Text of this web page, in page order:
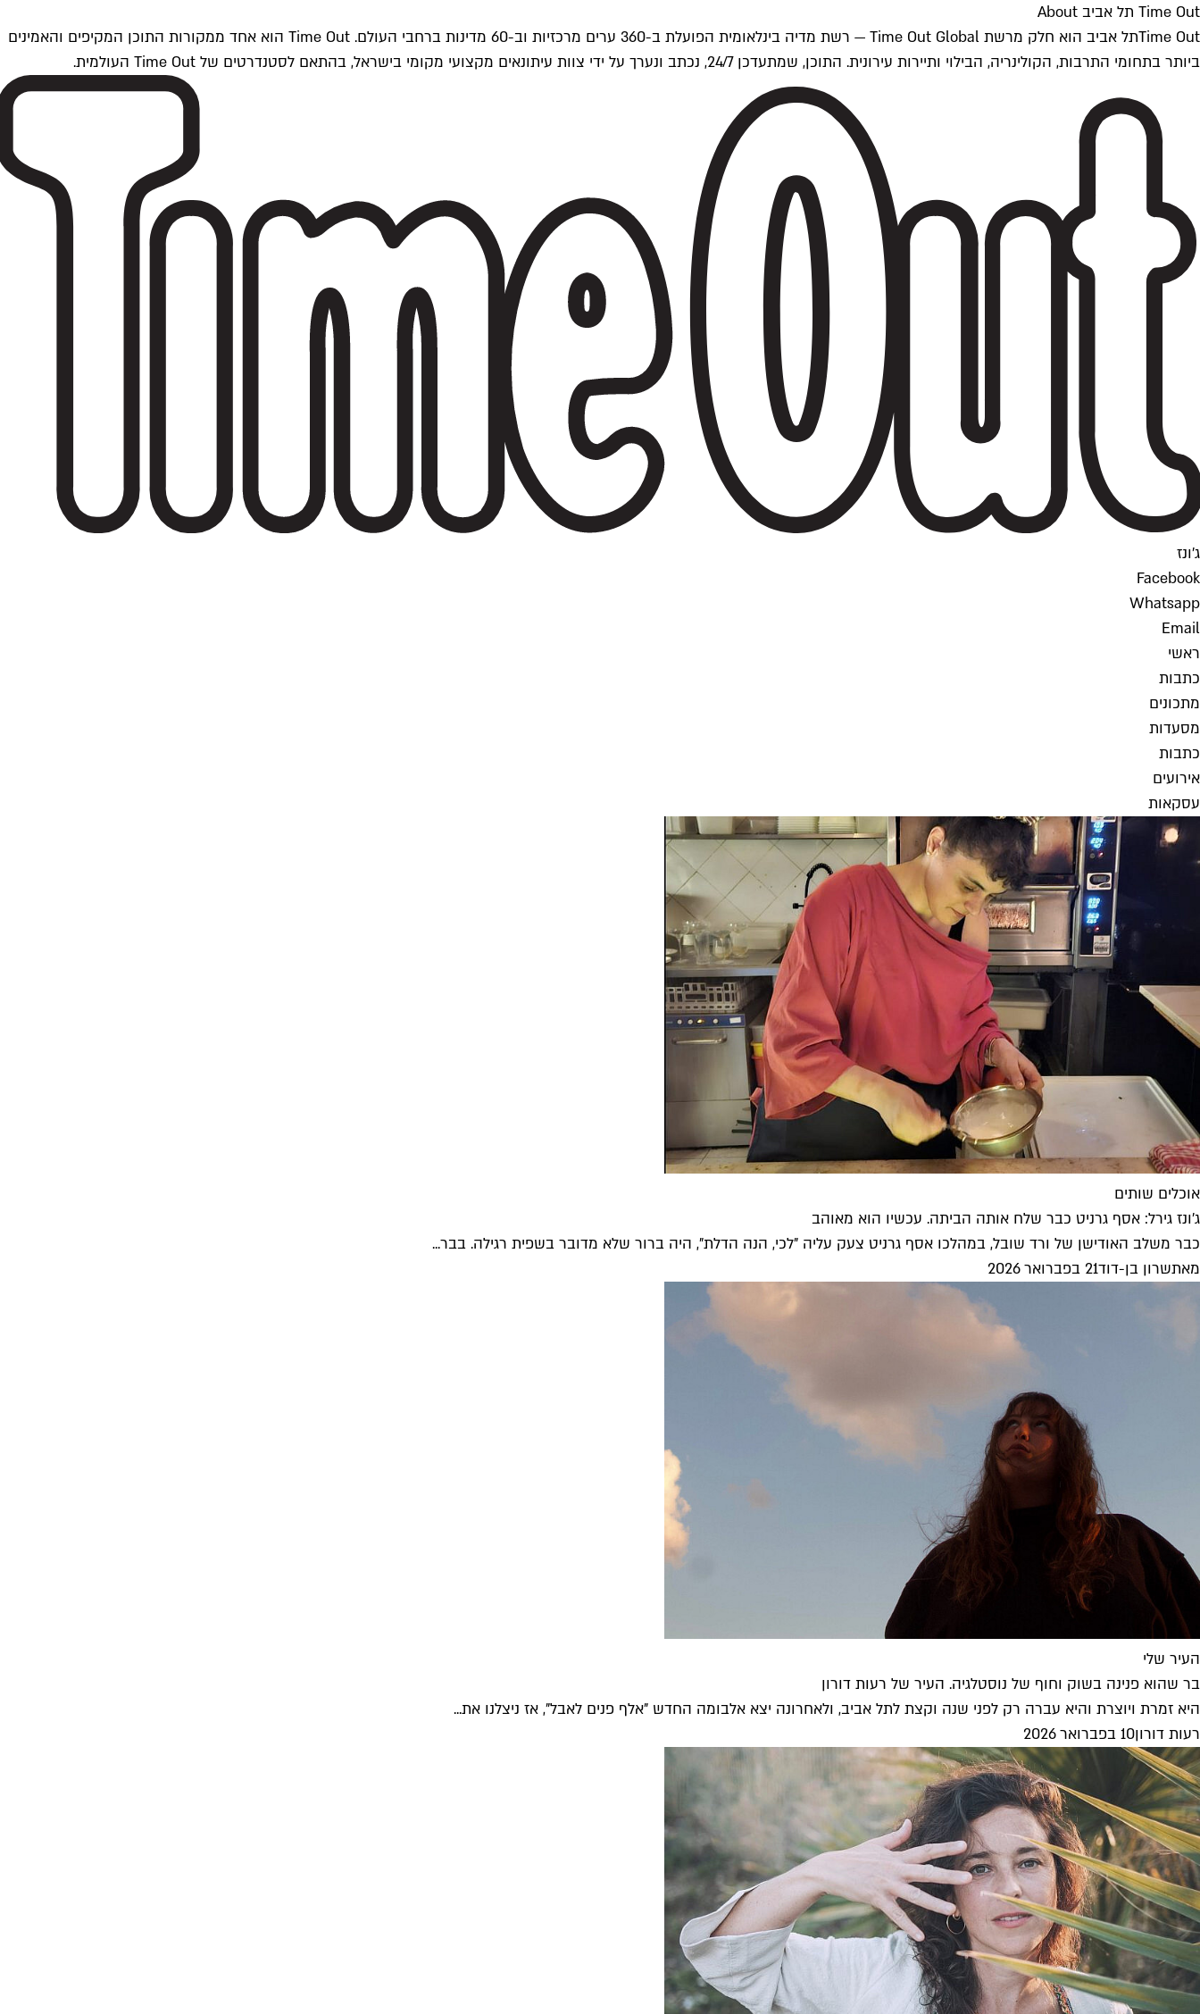
Time Out תל אביב About
Time Outתל אביב הוא חלק מרשת Time Out Global — רשת מדיה בינלאומית הפועלת ב-360 ערים מרכזיות וב-60 מדינות ברחבי העולם. Time Out הוא אחד ממקורות התוכן המקיפים והאמינים
ביותר בתחומי התרבות, הקולינריה, הבילוי ותיירות עירונית. התוכן, שמתעדכן 24/7, נכתב ונערך על ידי צוות עיתונאים מקצועי מקומי בישראל, בהתאם לסטנדרטים של Time Out העולמית.
ג'ונז
Facebook
Whatsapp
Email
ראשי
כתבות
מתכונים
מסעדות
כתבות
אירועים
עסקאות
אוכלים שותים
ג'ונז גירל: אסף גרניט כבר שלח אותה הביתה. עכשיו הוא מאוהב
כבר משלב האודישן של ורד שובל, במהלכו אסף גרניט צעק עליה "לכי, הנה הדלת", היה ברור שלא מדובר בשפית רגילה. בבר...
מאתשרון בן-דוד21 בפברואר 2026
העיר שלי
בר שהוא פנינה בשוק וחוף של נוסטלגיה. העיר של רעות דורון
היא זמרת ויוצרת והיא עברה רק לפני שנה וקצת לתל אביב, ולאחרונה יצא אלבומה החדש "אלף פנים לאבל", אז ניצלנו את...
רעות דורון10 בפברואר 2026